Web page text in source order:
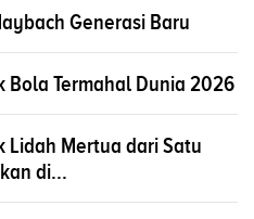
Generasi Baru
Bola Termahal Dunia 2026
Lidah Mertua dari Satu
di...